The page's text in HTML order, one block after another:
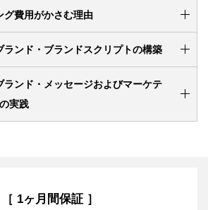
グ費用がかさむ理由
ランド・ブランドスクリプトの構築
ランド・メッセージおよびマーケテ
実践
［ 1ヶ月間保証 ］